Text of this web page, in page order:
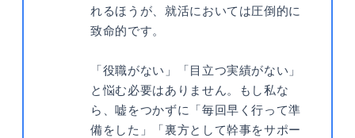
れるほうが、就活においては圧倒的に
致命的です。
「役職がない」「目立つ実績がない」
と悩む必要はありません。もし私な
ら、嘘をつかずに「毎回早く行って準
備をした」「裏方として幹事をサポー